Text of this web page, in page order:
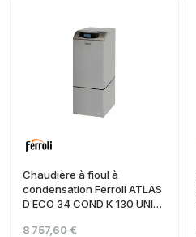
Chaudière à fioul à
condensation Ferroli ATLAS
D ECO 34 COND K 130 UNIT
8 757,60 €